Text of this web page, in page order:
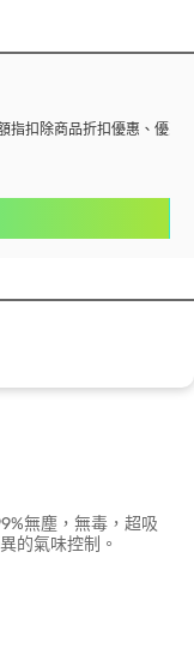
指扣除商品折扣優惠、優惠
無塵，無毒，超吸
的氣味控制。